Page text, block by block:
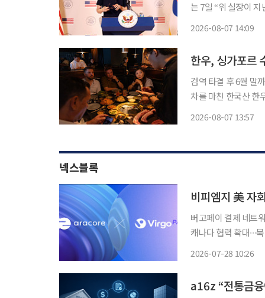
는 7일 “위 실장이
2026-08-07 14:09
한우, 싱가포르
검역 타결 후 6월 말까
차를 마친 한국산 한
2026-08-07 13:57
넥스블록
버고페이 결제 네트
캐나다 협력 확대∙∙∙북미 결제 시장 공략 블록
2026-07-28 10:26
a16z “전통금